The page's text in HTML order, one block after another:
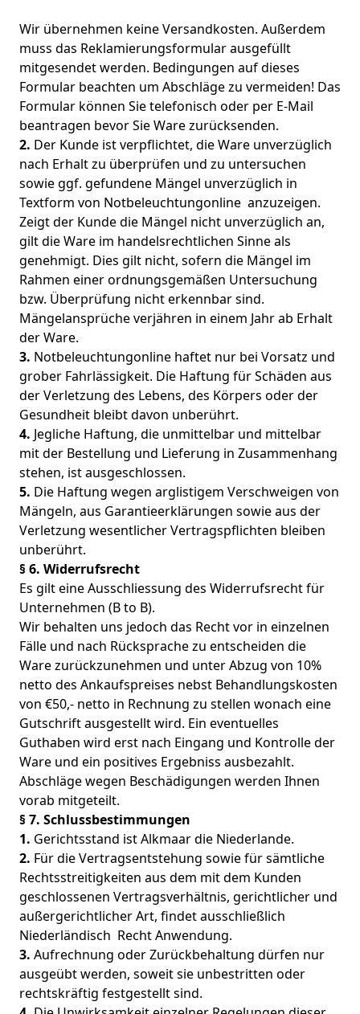
Wir übernehmen keine Versandkosten. Außerdem
muss das Reklamierungsformular ausgefüllt
mitgesendet werden. Bedingungen auf dieses
Formular beachten um Abschläge zu vermeiden! Das
Formular können Sie telefonisch oder per E-Mail
beantragen bevor Sie Ware zurücksenden.
2. Der Kunde ist verpflichtet, die Ware unverzüglich
nach Erhalt zu überprüfen und zu untersuchen
sowie ggf. gefundene Mängel unverzüglich in
Textform von Notbeleuchtungonline anzuzeigen.
Zeigt der Kunde die Mängel nicht unverzüglich an,
gilt die Ware im handelsrechtlichen Sinne als
genehmigt. Dies gilt nicht, sofern die Mängel im
Rahmen einer ordnungsgemäßen Untersuchung
bzw. Überprüfung nicht erkennbar sind.
Mängelansprüche verjähren in einem Jahr ab Erhalt
der Ware.
3. Notbeleuchtungonline haftet nur bei Vorsatz und
grober Fahrlässigkeit. Die Haftung für Schäden aus
der Verletzung des Lebens, des Körpers oder der
Gesundheit bleibt davon unberührt.
4. Jegliche Haftung, die unmittelbar und mittelbar
mit der Bestellung und Lieferung in Zusammenhang
stehen, ist ausgeschlossen.
5. Die Haftung wegen arglistigem Verschweigen von
Mängeln, aus Garantieerklärungen sowie aus der
Verletzung wesentlicher Vertragspflichten bleiben
unberührt.
§ 6. Widerrufsrecht
Es gilt eine Ausschliessung des Widerrufsrecht für
Unternehmen (B to B).
Wir behalten uns jedoch das Recht vor in einzelnen
Fälle und nach Rücksprache zu entscheiden die
Ware zurückzunehmen und unter Abzug von 10%
netto des Ankaufspreises nebst Behandlungskosten
von €50,- netto in Rechnung zu stellen wonach eine
Gutschrift ausgestellt wird. Ein eventuelles
Guthaben wird erst nach Eingang und Kontrolle der
Ware und ein positives Ergebniss ausbezahlt.
Abschläge wegen Beschädigungen werden Ihnen
vorab mitgeteilt.
§ 7. Schlussbestimmungen
1. Gerichtsstand ist Alkmaar die Niederlande.
2. Für die Vertragsentstehung sowie für sämtliche
Rechtsstreitigkeiten aus dem mit dem Kunden
geschlossenen Vertragsverhältnis, gerichtlicher und
außergerichtlicher Art, findet ausschließlich
Niederländisch Recht Anwendung.
3. Aufrechnung oder Zurückbehaltung dürfen nur
ausgeübt werden, soweit sie unbestritten oder
rechtskräftig festgestellt sind.